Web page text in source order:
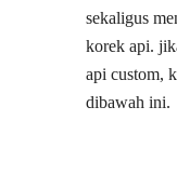
sekaligus
korek api.
api custom,
dibawah ini.